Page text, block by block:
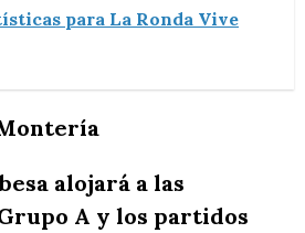
para La Ronda Vive
alojará a las
A y los partidos